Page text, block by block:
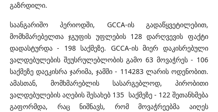
გაზრდილი.
საანგარიშო პერიოდში, GCCA-ის გადაწყვეტილებით,
მომხმარებელთა ჯგუფის უფლების 128 დარღვევის ფაქტი
დადასტურდა - 198 საქმეზე. GCCA-ის მიერ დაკისრებული
ვალდებულების შეუსრულებლობის გამო 63 მოვაჭრეს - 106
საქმეზე დაეკისრა ჯარიმა, ჯამში - 114283 ლარის ოდენობით.
ამასთან, მომხმარებლის სასარგებლოდ, პირობითი
ვალდებულების აღების შესახებ 135 საქმეზე - 122 შეთანხმება
გაფორმდა, რაც ნიშნავს, რომ მოვაჭრეებმა აიღეს